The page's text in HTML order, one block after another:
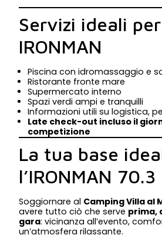
Servizi ideali
IRONMAN
Piscina con idromassaggio e
Ristorante fronte mare
Supermercato interno
Spazi verdi ampi e tranquilli
Informazioni utili su logistica,
Late check-out incluso il
competizione
La tua base
l’IRONMAN
Soggiornare al Camping Villa al
avere tutto ciò che serve prima,
gara: vicinanza all’evento,
un’atmosfera rilassante.